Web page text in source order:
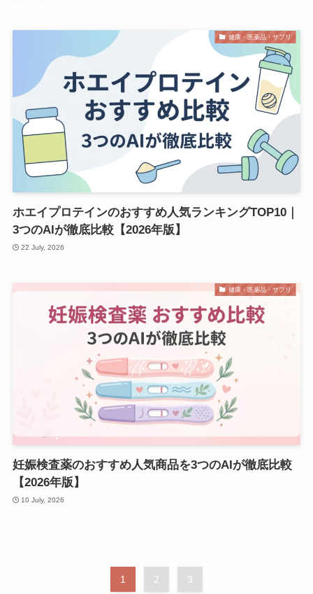
健康・医薬品・サプリ
ホエイプロテインのおすすめ人気ランキングTOP10｜
3つのAIが徹底比較【2026年版】
22 July, 2026
健康・医薬品・サプリ
妊娠検査薬のおすすめ人気商品を3つのAIが徹底比較
【2026年版】
10 July, 2026
1 2 3